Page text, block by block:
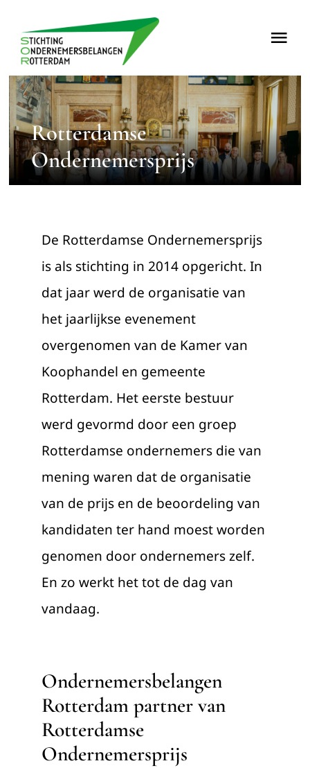
naar
inhoud
Home
Over
Nieuws
Contact
Rotterdamse
Ondernemersprijs
De Rotterdamse Ondernemersprijs
is als stichting in 2014 opgericht. In
dat jaar werd de organisatie van
het jaarlijkse evenement
overgenomen van de Kamer van
Koophandel en gemeente
Rotterdam. Het eerste bestuur
werd gevormd door een groep
Rotterdamse ondernemers die van
mening waren dat de organisatie
van de prijs en de beoordeling van
kandidaten ter hand moest worden
genomen door ondernemers zelf.
En zo werkt het tot de dag van
vandaag.
Ondernemersbelangen
Rotterdam partner van
Rotterdamse
Ondernemersprijs